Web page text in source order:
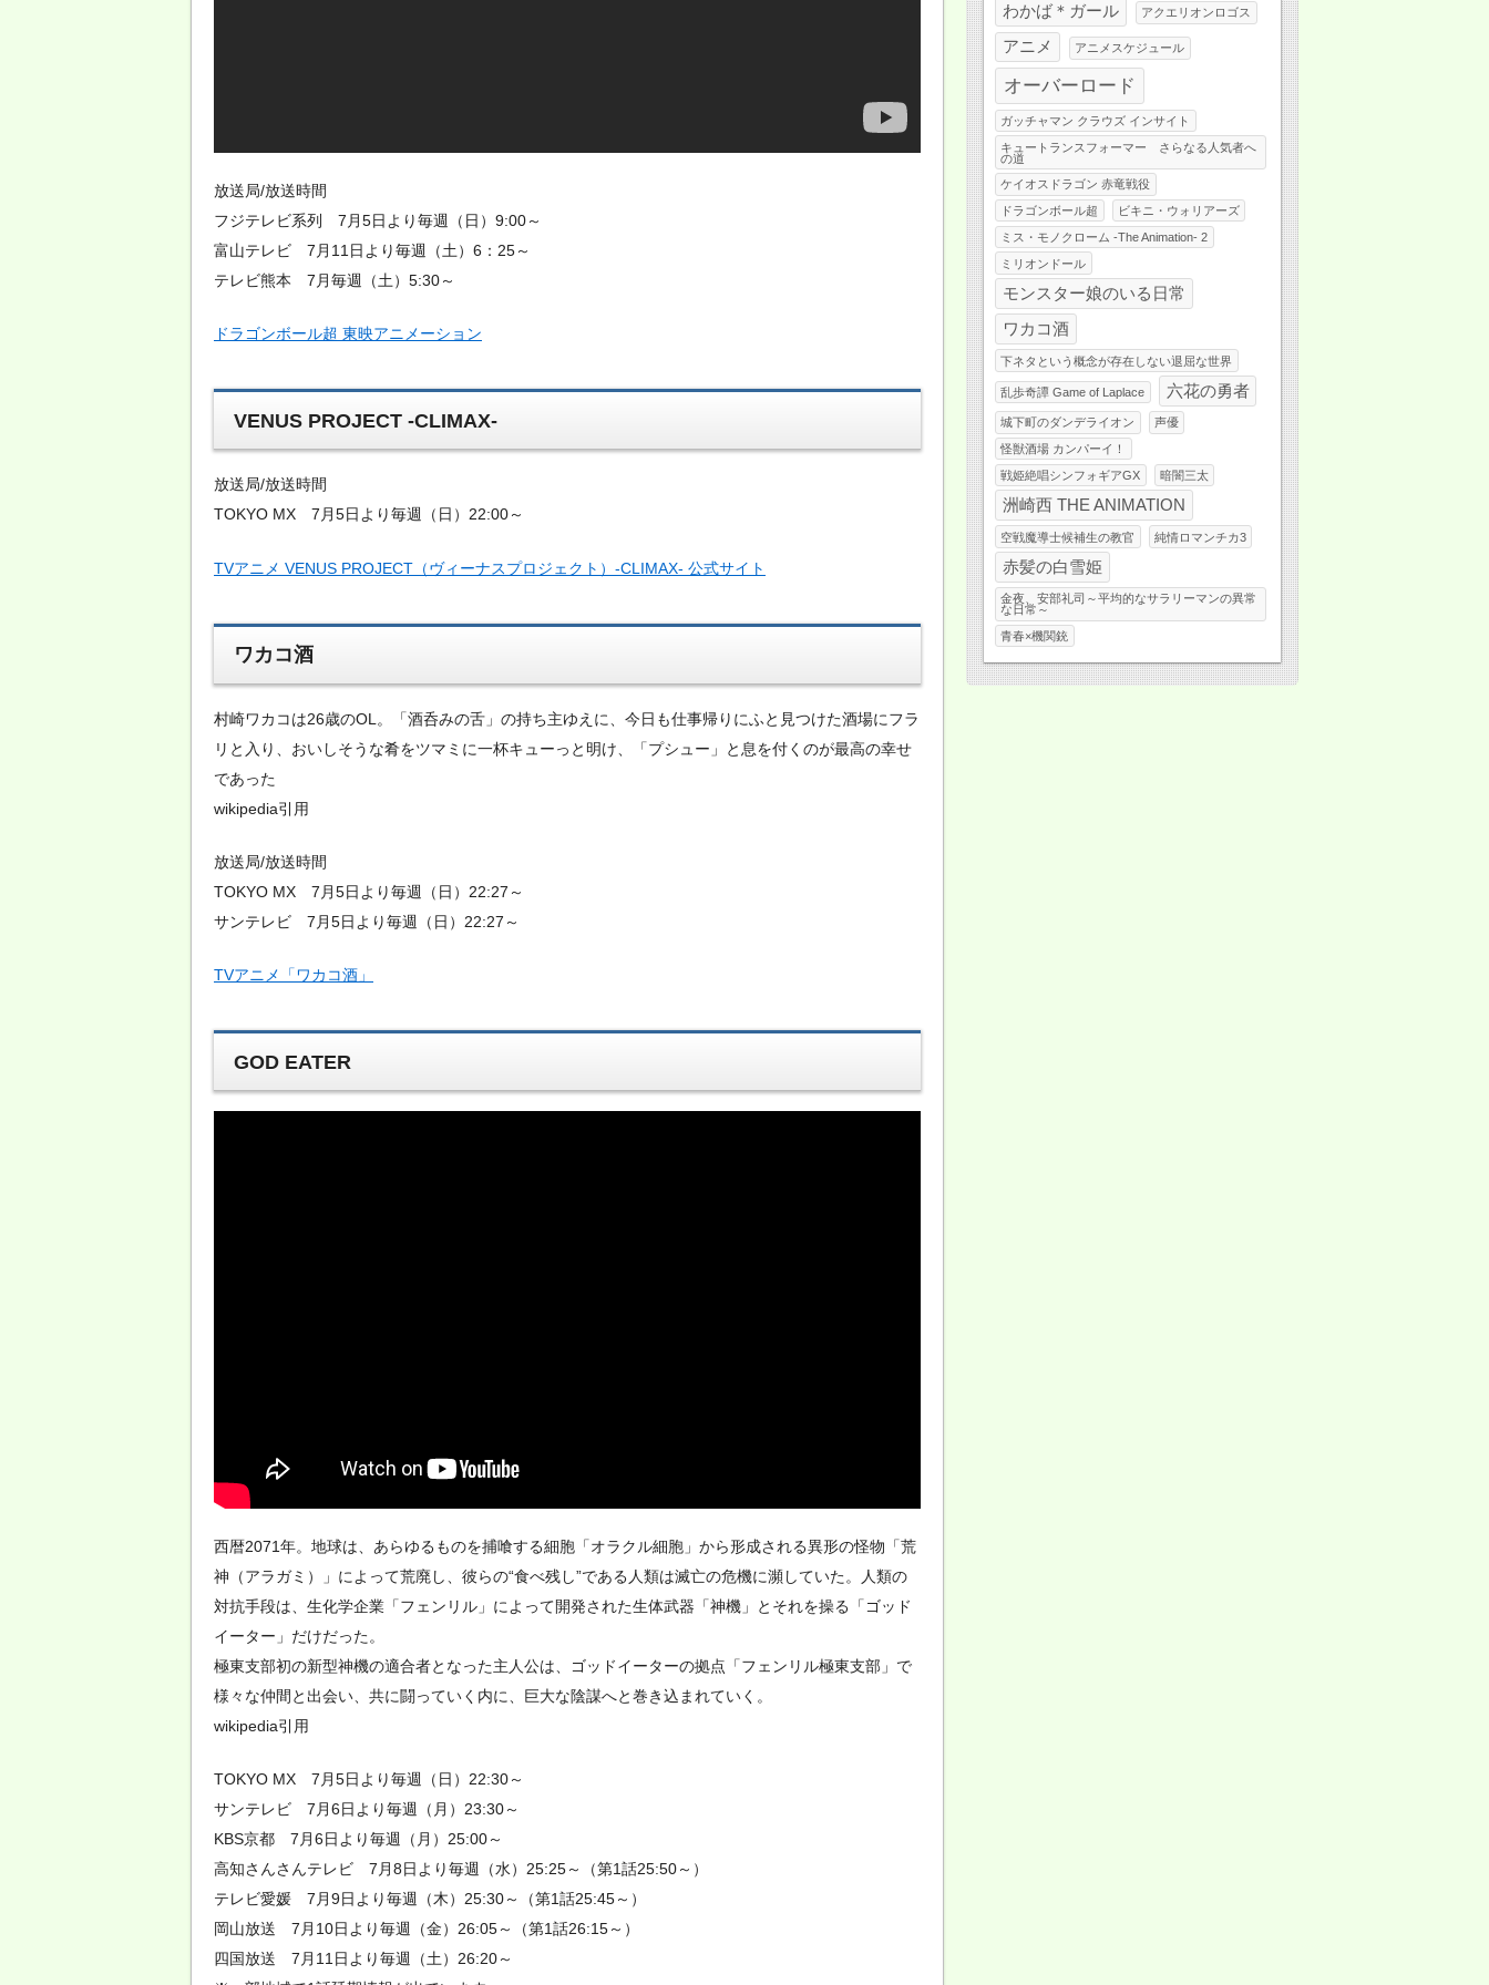
放送局/放送時間
フジテレビ系列 7月5日より毎週（日）9:00～
富山テレビ 7月11日より毎週（土）6：25～
テレビ熊本 7月毎週（土）5:30～
ドラゴンボール超 東映アニメーション
VENUS PROJECT -CLIMAX-
放送局/放送時間
TOKYO MX 7月5日より毎週（日）22:00～
TVアニメ VENUS PROJECT（ヴィーナスプロジェクト）-CLIMAX- 公式サイト
ワカコ酒
村崎ワカコは26歳のOL。「酒呑みの舌」の持ち主ゆえに、今日も仕事帰りにふと見つけた酒場にフラ
リと入り、おいしそうな肴をツマミに一杯キューっと明け、「プシュー」と息を付くのが最高の幸せ
であった
wikipedia引用
放送局/放送時間
TOKYO MX 7月5日より毎週（日）22:27～
サンテレビ 7月5日より毎週（日）22:27～
TVアニメ「ワカコ酒」
GOD EATER
西暦2071年。地球は、あらゆるものを捕喰する細胞「オラクル細胞」から形成される異形の怪物「荒
神（アラガミ）」によって荒廃し、彼らの“食べ残し”である人類は滅亡の危機に瀕していた。人類の
対抗手段は、生化学企業「フェンリル」によって開発された生体武器「神機」とそれを操る「ゴッド
イーター」だけだった。
極東支部初の新型神機の適合者となった主人公は、ゴッドイーターの拠点「フェンリル極東支部」で
様々な仲間と出会い、共に闘っていく内に、巨大な陰謀へと巻き込まれていく。
wikipedia引用
TOKYO MX 7月5日より毎週（日）22:30～
サンテレビ 7月6日より毎週（月）23:30～
KBS京都 7月6日より毎週（月）25:00～
高知さんさんテレビ 7月8日より毎週（水）25:25～（第1話25:50～）
テレビ愛媛 7月9日より毎週（木）25:30～（第1話25:45～）
岡山放送 7月10日より毎週（金）26:05～（第1話26:15～）
四国放送 7月11日より毎週（土）26:20～
わかば＊ガール アクエリオンロゴス
アニメ アニメスケジュール
オーバーロード
ガッチャマン クラウズ インサイト
キュートランスフォーマー さらなる人気者へ
の道
ケイオスドラゴン 赤竜戦役
ドラゴンボール超
ビキニ・ウォリアーズ
ミス・モノクローム -The Animation- 2
ミリオンドール
モンスター娘のいる日常
ワカコ酒
下ネタという概念が存在しない退屈な世界
乱歩奇譚 Game of Laplace 六花の勇者
城下町のダンデライオン
声優
怪獣酒場 カンパーイ！
戦姫絶唱シンフォギアGX
暗闇三太
洲崎西 THE ANIMATION
空戦魔導士候補生の教官 純情ロマンチカ3
赤髪の白雪姫
金夜、安部礼司～平均的なサラリーマンの異常
な日常～
青春×機関銃